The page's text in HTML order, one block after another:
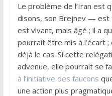
Le problème de l’Iran est
disons, son Brejnev — est
est vivant, mais âgé ; il a
pourrait être mis à l’écart ;
déjà le cas. Si cette
advenue, elle pourrait se
à l’initiative des faucons
une action plus